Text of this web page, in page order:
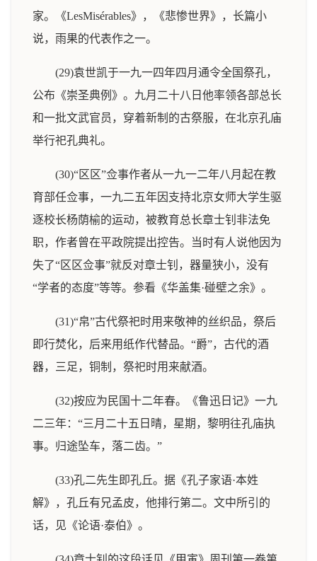
家。《LesMisérables》，《悲惨世界》，长篇小
说，雨果的代表作之一。
(29)袁世凯于一九一四年四月通令全国祭孔，
公布《崇圣典例》。九月二十八日他率领各部总长
和一批文武官员，穿着新制的古祭服，在北京孔庙
举行祀孔典礼。
(30)“区区”佥事作者从一九一二年八月起在教
育部任佥事，一九二五年因支持北京女师大学生驱
逐校长杨荫榆的运动，被教育总长章士钊非法免
职，作者曾在平政院提出控告。当时有人说他因为
失了“区区佥事”就反对章士钊，器量狭小，没有
“学者的态度”等等。参看《华盖集·碰壁之余》。
(31)“帛”古代祭祀时用来敬神的丝织品，祭后
即行焚化，后来用纸作代替品。“爵”，古代的酒
器，三足，铜制，祭祀时用来献酒。
(32)按应为民国十二年春。《鲁迅日记》一九
二三年：“三月二十五日晴，星期，黎明往孔庙执
事。归途坠车，落二齿。”
(33)孔二先生即孔丘。据《孔子家语·本姓
解》，孔丘有兄孟皮，他排行第二。文中所引的
话，见《论语·泰伯》。